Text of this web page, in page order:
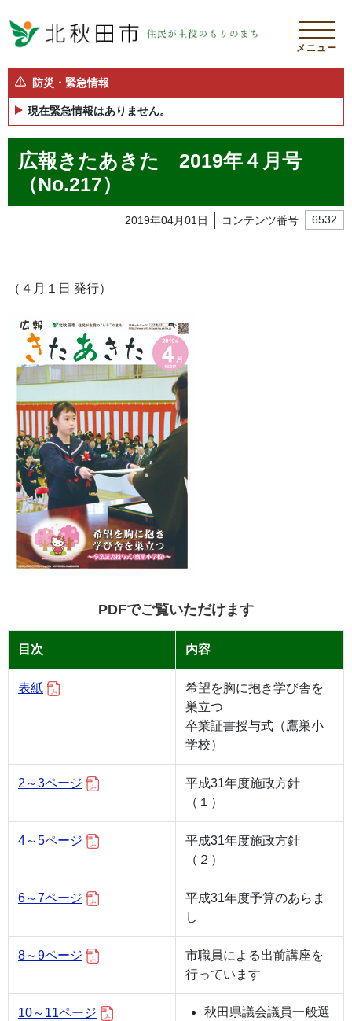
メニュー
防災・緊急情報
現在緊急情報はありません。
広報きたあきた 2019年４月号
（No.217）
2019年04月01日 コンテンツ番号 6532
（４月１日 発行）
PDFでご覧いただけます
目次 内容
表紙
希望を胸に抱き学び舎を
巣立つ
卒業証書授与式（鷹巣小
学校）
2～3ページ
平成31年度施政方針
（１）
4～5ページ
平成31年度施政方針
（２）
6～7ページ
平成31年度予算のあらま
し
8～9ページ
市職員による出前講座を
行っています
10～11ページ
秋田県議会議員一般選